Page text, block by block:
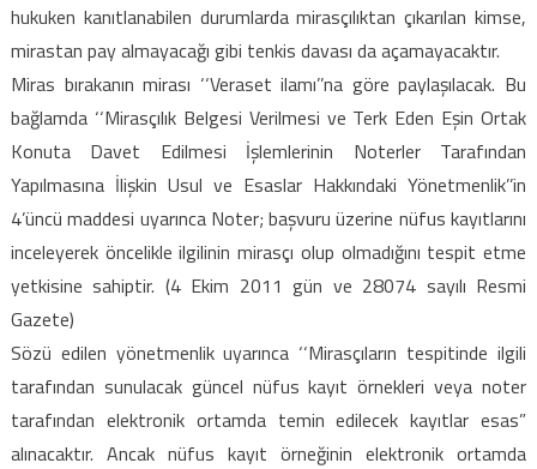
hukuken kanıtlanabilen durumlarda mirasçılıktan çıkarılan kimse,
mirastan pay almayacağı gibi tenkis davası da açamayacaktır.
Miras bırakanın mirası ‘‘Veraset ilamı’’na göre paylaşılacak. Bu
bağlamda ‘‘Mirasçılık Belgesi Verilmesi ve Terk Eden Eşin Ortak
Konuta Davet Edilmesi İşlemlerinin Noterler Tarafından
Yapılmasına İlişkin Usul ve Esaslar Hakkındaki Yönetmenlik’’in
4’üncü maddesi uyarınca Noter; başvuru üzerine nüfus kayıtlarını
inceleyerek öncelikle ilgilinin mirasçı olup olmadığını tespit etme
yetkisine sahiptir. (4 Ekim 2011 gün ve 28074 sayılı Resmi
Gazete)
Sözü edilen yönetmenlik uyarınca ‘‘Mirasçıların tespitinde ilgili
tarafından sunulacak güncel nüfus kayıt örnekleri veya noter
tarafından elektronik ortamda temin edilecek kayıtlar esas”
alınacaktır. Ancak nüfus kayıt örneğinin elektronik ortamda